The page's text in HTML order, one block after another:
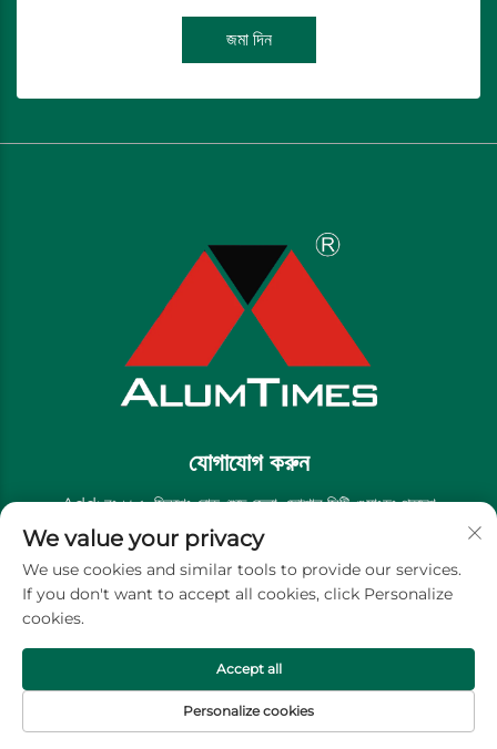
জমা দিন
যোগাযোগ করুন
Add: নং ১৯৫, মিনশেং রোড, শুন্দে জেলা, ফোশান সিটি, গুয়াংডং প্রদেশ
টেলিফোন:+86-13711558379
ই-মেইল:[email protected]
কপিরাইট © গোল্ডেন রিভার ডেকোরেটিভ ম্যাটেরিয়াল কোং, লিমিটেড -গোপনীয়তা নীতি
We value your privacy
We use cookies and similar tools to provide our services.
If you don't want to accept all cookies, click Personalize
cookies.
Personalize cookies
Accept all